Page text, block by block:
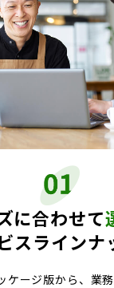
に合わせて
スラインナ
ケージ版から、業